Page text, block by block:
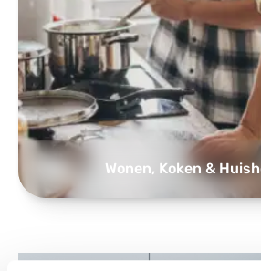
Wonen, Koken &
Alle tools voor thuisfitness